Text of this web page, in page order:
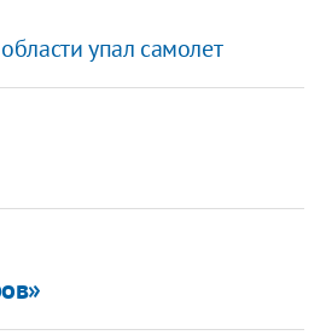
упал самолет